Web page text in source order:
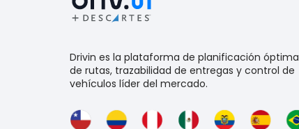
Drivin es la plataforma de planificación óptima
de rutas, trazabilidad de entregas y control de
vehículos líder del mercado.